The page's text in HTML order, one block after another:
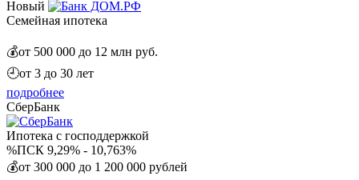
Новый
Семейная ипотека
💰от 500 000 до 12 млн руб.
🕘от 3 до 30 лет
подробнее
СберБанк
Ипотека с господдержкой
%ПСК 9,29% - 10,763%
💰от 300 000 до 1 200 000 рублей